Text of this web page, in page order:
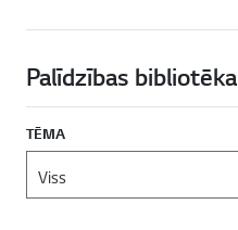
Palīdzības bibliotēka
TĒMA